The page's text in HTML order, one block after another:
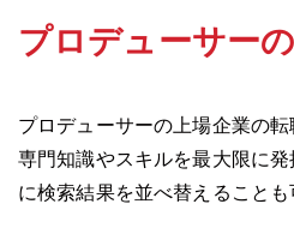
プロデューサー
プロデューサーの上場企業の転
専門知識やスキルを最大限に
に検索結果を並べ替えることも